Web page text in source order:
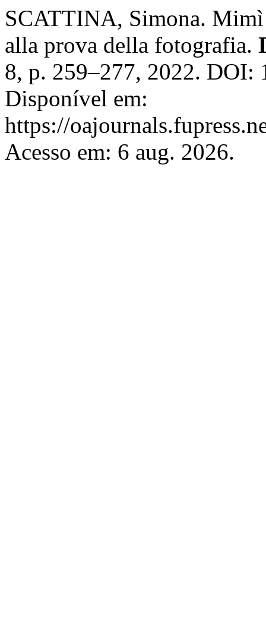
SCATTINA, Simona.
alla prova della fotografia.
8, p. 259–277, 2022. DOI:
Disponível em:
https://
Acesso em: 6 aug. 2026.